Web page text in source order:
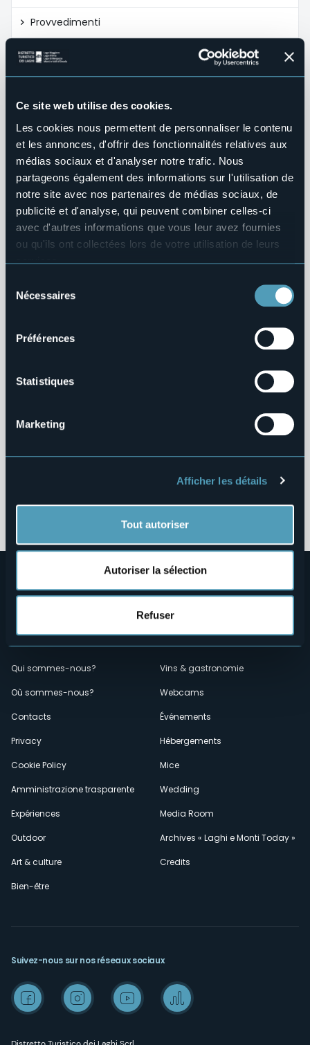
Ce site web utilise des cookies.
Les cookies nous permettent de personnaliser le contenu
et les annonces, d'offrir des fonctionnalités relatives aux
médias sociaux et d'analyser notre trafic. Nous
partageons également des informations sur l'utilisation de
notre site avec nos partenaires de médias sociaux, de
publicité et d'analyse, qui peuvent combiner celles-ci
avec d'autres informations que vous leur avez fournies
ou qu'ils ont collectées lors de votre utilisation de leurs
services.
manière de les gérer et de les supprimer,
cliquez ici
Nécessaires
Préférences
Statistiques
Marketing
Afficher les détails
Tout autoriser
Autoriser la sélection
Refuser
Provvedimenti
Bandi di gara e contratti
Sovvenzioni, Contributi, Sussidi, Vantaggi Economici
Bilanci
Beni Immobili e Gestione Patrimonio
Controlli e rilievi sull'amministrazione
Servizi Erogati
Pagamenti dell'Amministrazione
Opere Pubbliche
Strutture Sanitarie Private Accreditate
Interventi Straordinari e di Emergenza
Menù
secondario
Qui sommes-nous?
Où sommes-nous?
Contacts
Privacy
Cookie Policy
Amministrazione trasparente
Expériences
Outdoor
Art & culture
Bien-être
Vins & gastronomie
Webcams
Événements
Hébergements
Mice
Wedding
Media Room
Archives « Laghi e Monti Today »
Credits
Suivez-nous sur nos réseaux sociaux